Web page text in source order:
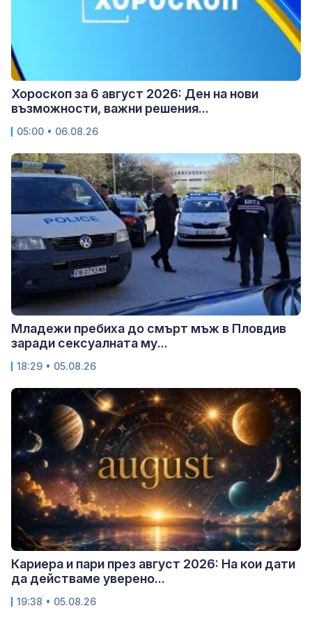
Хороскоп за 6 август 2026: Ден на нови
възможности, важни решения...
05:00 • 06.08.26
Младежи пребиха до смърт мъж в Пловдив
заради сексуалната му...
18:29 • 05.08.26
Кариера и пари през август 2026: На кои дати
да действаме уверено...
19:38 • 05.08.26